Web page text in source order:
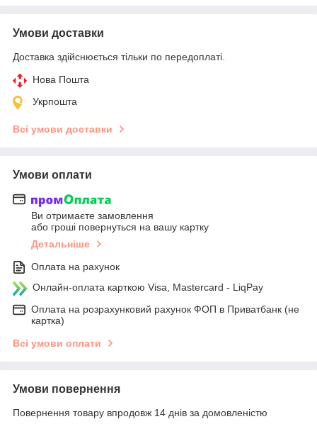
Умови доставки
Доставка здійснюється тільки по передоплаті.
Нова Пошта
Укрпошта
Всі умови доставки
Умови оплати
Ви отримаєте замовлення
або гроші повернуться на вашу картку
Детальніше
Оплата на рахунок
Онлайн-оплата карткою Visa, Mastercard - LiqPay
Оплата на розрахунковий рахунок ФОП в Приватбанк (не
картка)
Всі умови оплати
Умови повернення
Повернення товару впродовж 14 днів за домовленістю